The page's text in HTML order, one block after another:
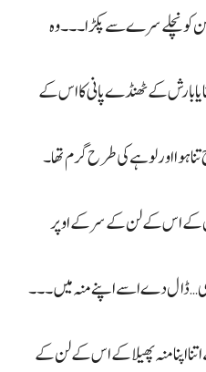
نچلے سرے سے پکڑا۔۔۔ وہ
بارش کے ٹھنڈے پانی کا اس کے
ہوا اور لوہے کی طرح گرم تھا۔
کے اس کے لن کے سر کے اوپر
ڈال دے اسے اپنے منہ میں۔۔۔
اپنا منہ پھیلا کے اس کے لن کے